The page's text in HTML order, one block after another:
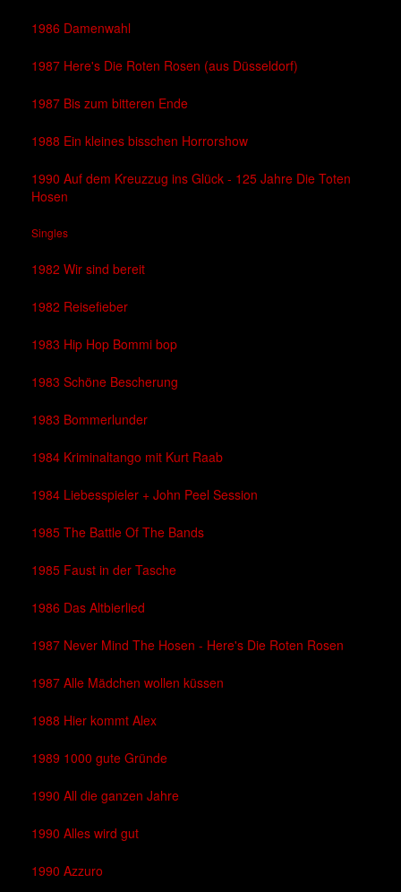
1986 Damenwahl
1987 Here's Die Roten Rosen (aus Düsseldorf)
1987 Bis zum bitteren Ende
1988 Ein kleines bisschen Horrorshow
1990 Auf dem Kreuzzug ins Glück - 125 Jahre Die Toten
Hosen
Singles
1982 Wir sind bereit
1982 Reisefieber
1983 Hip Hop Bommi bop
1983 Schöne Bescherung
1983 Bommerlunder
1984 Kriminaltango mit Kurt Raab
1984 Liebesspieler + John Peel Session
1985 The Battle Of The Bands
1985 Faust in der Tasche
1986 Das Altbierlied
1987 Never Mind The Hosen - Here's Die Roten Rosen
1987 Alle Mädchen wollen küssen
1988 Hier kommt Alex
1989 1000 gute Gründe
1990 All die ganzen Jahre
1990 Alles wird gut
1990 Azzuro